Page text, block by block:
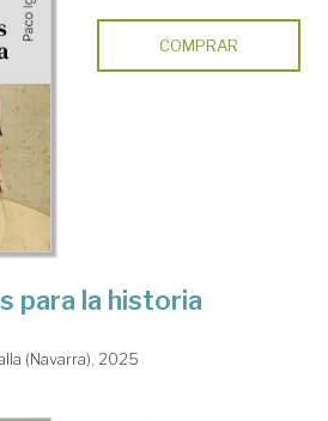
COMPRAR
para la historia
(Navarra), 2025